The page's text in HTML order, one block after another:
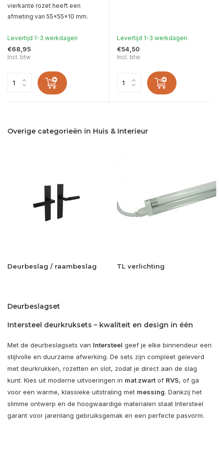
vierkante rozet heeft een
afmeting van 55x55x10 mm.
Levertijd 1-3 werkdagen
€68,95
Incl. btw
Levertijd 1-3 werkdagen
€54,50
Incl. btw
Overige categorieën in Huis & Interieur
Deurbeslag / raambeslag TL verlichting
Deurbeslagset
Intersteel deurkruksets – kwaliteit en design in één
Met de deurbeslagsets van Intersteel geef je elke binnendeur een
stijlvolle en duurzame afwerking. De sets zijn compleet geleverd
met deurkrukken, rozetten en slot, zodat je direct aan de slag
kunt. Kies uit moderne uitvoeringen in mat zwart of RVS, of ga
voor een warme, klassieke uitstraling met messing. Dankzij het
slimme ontwerp en de hoogwaardige materialen staat Intersteel
garant voor jarenlang gebruiksgemak en een perfecte pasvorm.